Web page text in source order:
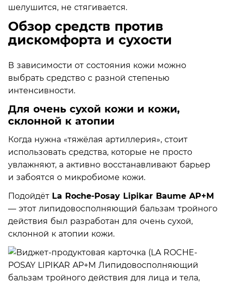
шелушится, не стягивается.
Обзор средств против
дискомфорта и сухости
В зависимости от состояния кожи можно
выбрать средство с разной степенью
интенсивности.
Для очень сухой кожи и кожи,
склонной к атопии
Когда нужна «тяжёлая артиллерия», стоит
использовать средства, которые не просто
увлажняют, а активно восстанавливают барьер
и забоятся о микробиоме кожи.
Подойдёт La Roche-Posay Lipikar Baume AP+M
— этот липидовосполняющий бальзам тройного
действия был разработан для очень сухой,
склонной к атопии кожи.